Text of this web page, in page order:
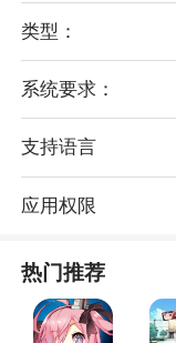
量元宝
日常返利：
注：返利货币为仙
返利发放方式：
返利申请是否需要
月卡是否算首充：
【充值月卡、终
★50-99元返20%
类型：
系统要求：
支持语言
应用权限
热门推荐